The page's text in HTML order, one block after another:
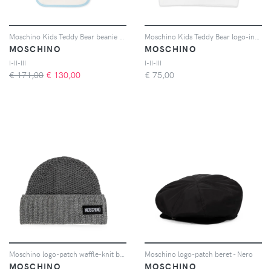
MOSCHINO
I-II-III
€ 171,00 € 130,00
MOSCHINO
I-II-III
€ 75,00
MOSCHINO
Moschino logo-patch beret - Nero
MOSCHINO